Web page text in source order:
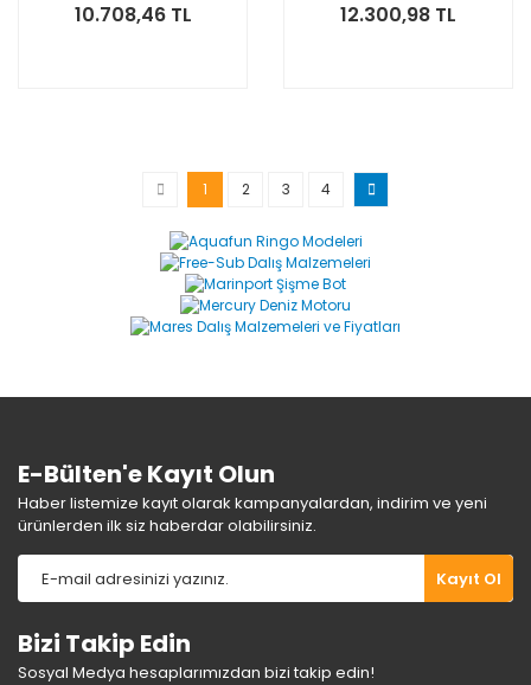
10.708,46 TL 12.300,98 TL
1 2 3 4
E-Bülten'e Kayıt Olun
Haber listemize kayıt olarak kampanyalardan, indirim ve yeni
ürünlerden ilk siz haberdar olabilirsiniz.
Kayıt Ol
Bizi Takip Edin
Sosyal Medya hesaplarımızdan bizi takip edin!